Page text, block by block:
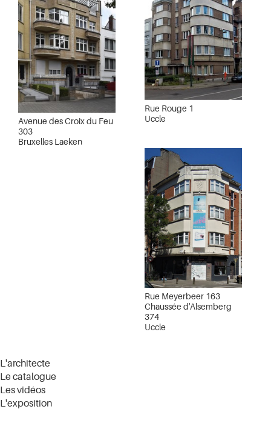
Avenue des Croix du Feu
303
Bruxelles Laeken
Rue Rouge 1
Uccle
Rue Meyerbeer 163
Chaussée d'Alsemberg
374
Uccle
L'architecte
Le catalogue
Les vidéos
L'exposition